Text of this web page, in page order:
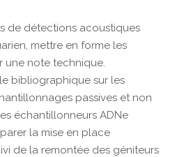
de détections acoustiques
mettre en forme les
une note technique.
bibliographique sur les
passives et non
échantillonneurs ADNe
la mise en place
de la remontée des géniteurs